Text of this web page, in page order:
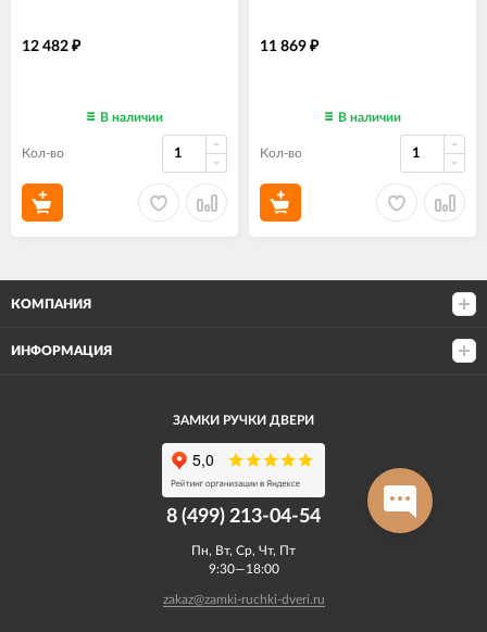
12 482 ₽
В наличии
Кол-во
11 869 ₽
В наличии
Кол-во
КОМПАНИЯ
ИНФОРМАЦИЯ
ЗАМКИ РУЧКИ ДВЕРИ
8 (499) 213-04-54​
Пн, Вт, Ср, Чт, Пт
9:30—18:00
zakaz@zamki-ruchki-dveri.ru